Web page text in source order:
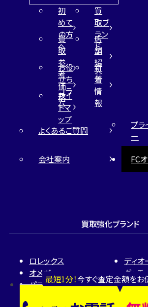
最短1分！今すぐ査定金額をお
初
めて
の方
へ
買
取ブ
ラン
ド
買
取
参
考
価
格
店
舗
紹
介
お役
立ち
コラ
ム
新
着
情
報
サイ
トマ
ップ
よくあるご質問
プラ
ー
会社案内
FC
買取強化ブランド
ロレックス
オメガ
パテック フィリップ
ディオ
グッチ
カルテ